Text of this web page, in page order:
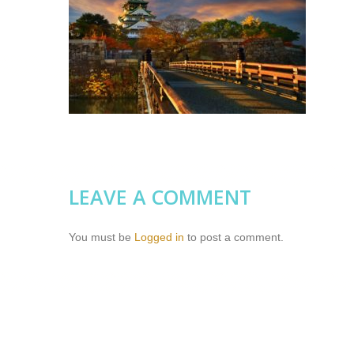
LEAVE A COMMENT
You must be Logged in to post a comment.